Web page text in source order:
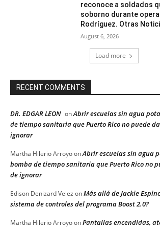
reconoce a soldados
soborno durante
Rodríguez. Otras
August 6, 2026
Load more
RECENT COMMENTS
DR. EDGAR LEON onAbrir escuelas sin agua
de tiempo sanitaria que Puerto Rico no puede
ignorar
Martha Hilerio ArroyoonAbrir escuelas sin agua
bomba de tiempo sanitaria que Puerto Rico no
de ignorar
Edison Denizard Velez onMás allá de Jackie
sistema de controles del programa Boost 2.0?
Martha Hilerio ArroyoonPantallas encendidas,